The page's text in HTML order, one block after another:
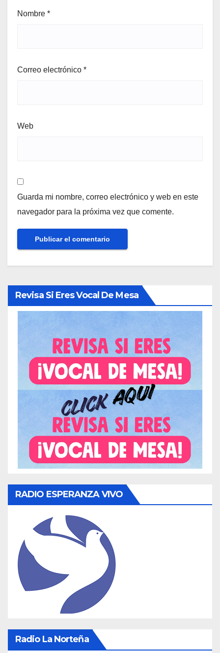
Nombre *
Correo electrónico *
Web
Guarda mi nombre, correo electrónico y web en este
navegador para la próxima vez que comente.
Revisa Si Eres Vocal De Mesa
RADIO ESPERANZA VIVO
Radio La Norteña